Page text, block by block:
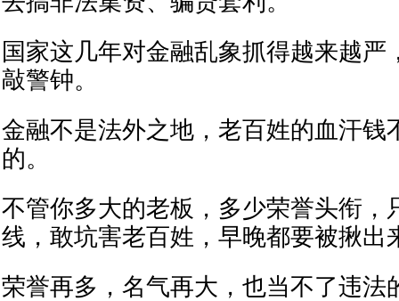
国家这几年对金融乱象抓得越来越严
敲警钟。
金融不是法外之地，老百姓的血汗钱
的。
不管你多大的老板，多少荣誉头衔，
线，敢坑害老百姓，早晚都要被揪出
荣誉再多，名气再大，也当不了违法